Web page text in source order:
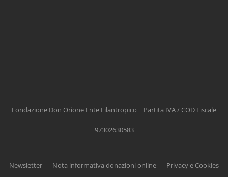
Fondazione Don Orione Ente Filantropico | Partita IVA / COD Fiscale
97302630583
Newsletter Nota informativa donazioni online Privacy e Cookies